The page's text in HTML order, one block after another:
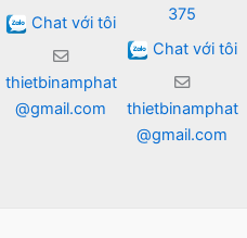
Chat với tôi
thietbinamphat
@gmail.com
375
Chat với tôi
thietbinamphat
@gmail.com